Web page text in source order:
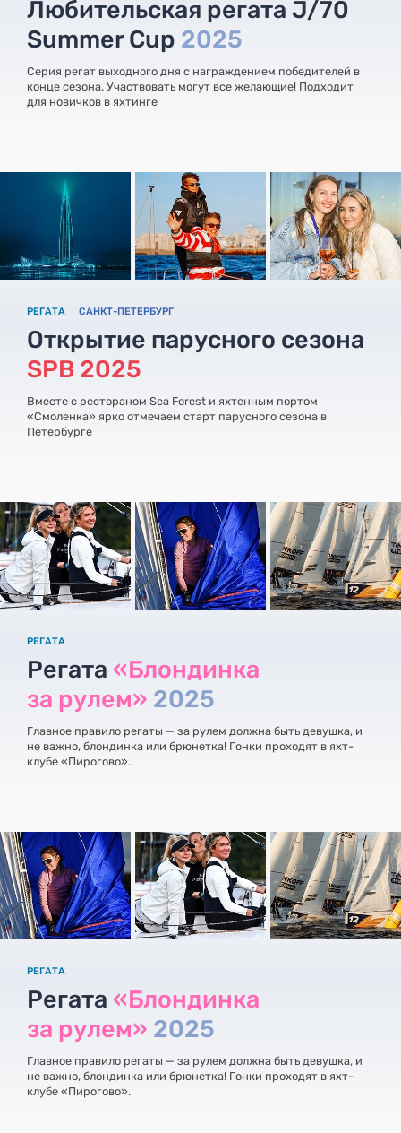
Любительская регата J/70
Summer Cup 2025
Серия регат выходного дня с награждением победителей в
конце сезона. Участвовать могут все желающие! Подходит
для новичков в яхтинге
РЕГАТА САНКТ-ПЕТЕРБУРГ
Открытие парусного сезона
SPB 2025
Вместе с рестораном Sea Forest и яхтенным портом
«Смоленка» ярко отмечаем старт парусного сезона в
Петербурге
РЕГАТА
Регата «Блондинка
за рулем» 2025
Главное правило регаты — за рулем должна быть девушка, и
не важно, блондинка или брюнетка! Гонки проходят в яхт-
клубе «Пирогово».
РЕГАТА
Регата «Блондинка
за рулем» 2025
Главное правило регаты — за рулем должна быть девушка, и
не важно, блондинка или брюнетка! Гонки проходят в яхт-
клубе «Пирогово».